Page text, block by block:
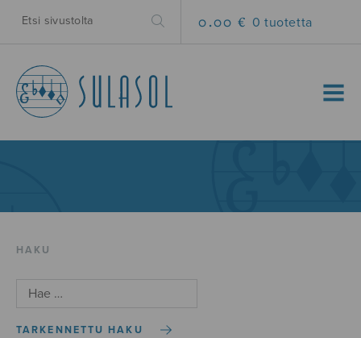
0.00 € 0 tuotetta
MENU
HAKU
TARKENNETTU HAKU